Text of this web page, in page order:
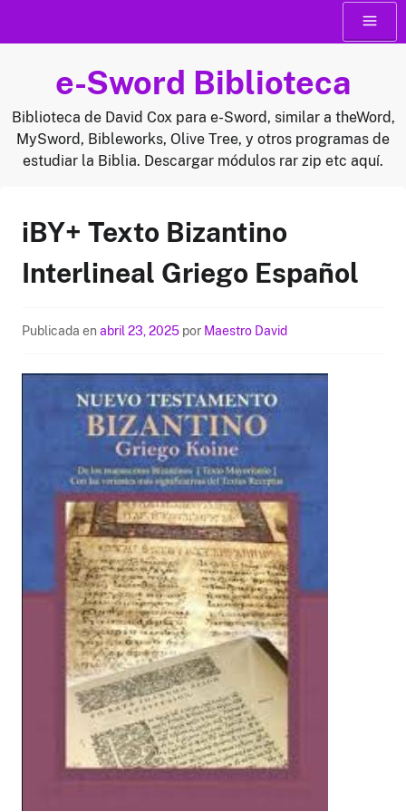
Menú
e-Sword Biblioteca
Biblioteca de David Cox para e-Sword, similar a theWord,
MySword, Bibleworks, Olive Tree, y otros programas de
estudiar la Biblia. Descargar módulos rar zip etc aquí.
iBY+ Texto Bizantino
Interlineal Griego Español
Publicada en abril 23, 2025 por Maestro David